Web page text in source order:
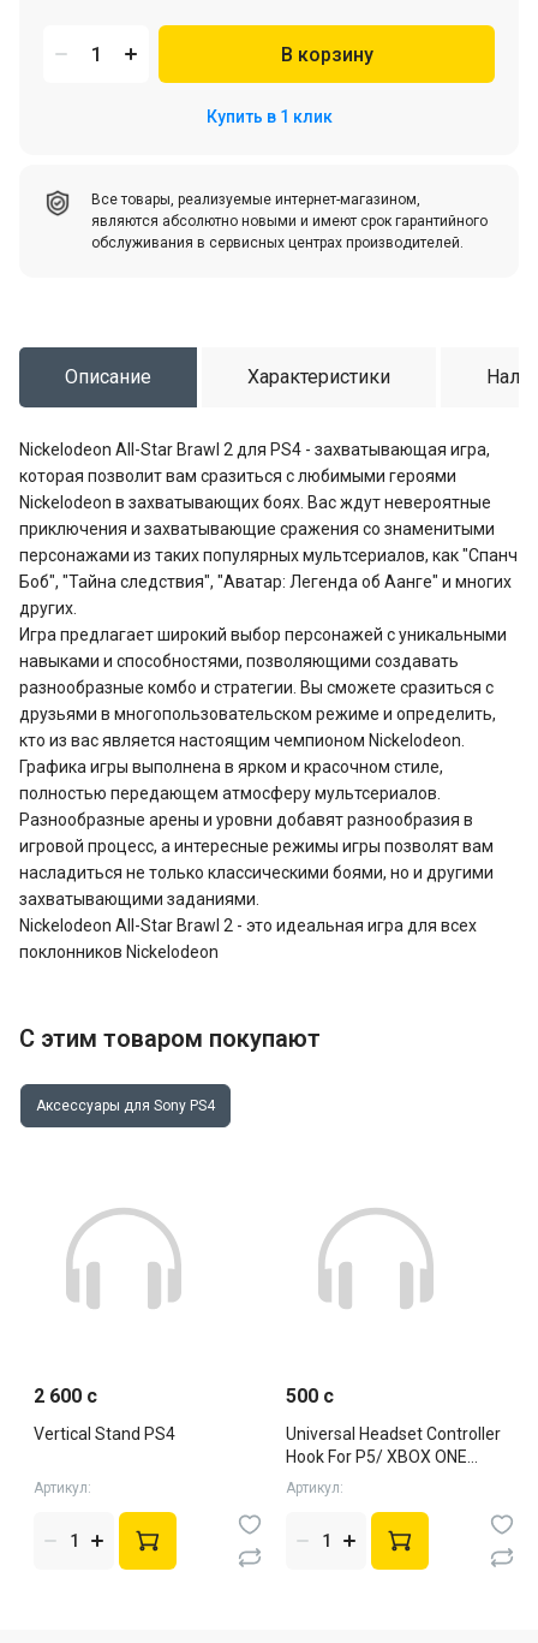
В корзину
Купить в 1 клик
Все товары, реализуемые интернет-магазином,
являются абсолютно новыми и имеют срок гарантийного
обслуживания в сервисных центрах производителей.
Описание Характеристики
Nickelodeon All-Star Brawl 2 для PS4 - захватывающая игра,
которая позволит вам сразиться с любимыми героями
Nickelodeon в захватывающих боях. Вас ждут невероятные
приключения и захватывающие сражения со знаменитыми
персонажами из таких популярных мультсериалов, как "Спанч
Боб", "Тайна следствия", "Аватар: Легенда об Аанге" и многих
других.
Игра предлагает широкий выбор персонажей с уникальными
навыками и способностями, позволяющими создавать
разнообразные комбо и стратегии. Вы сможете сразиться с
друзьями в многопользовательском режиме и определить,
кто из вас является настоящим чемпионом Nickelodeon.
Графика игры выполнена в ярком и красочном стиле,
полностью передающем атмосферу мультсериалов.
Разнообразные арены и уровни добавят разнообразия в
игровой процесс, а интересные режимы игры позволят вам
насладиться не только классическими боями, но и другими
захватывающими заданиями.
Nickelodeon All-Star Brawl 2 - это идеальная игра для всех
поклонников Nickelodeon
С этим товаром покупают
Аксессуары для Sony PS4
2 600 c
Vertical Stand PS4
Артикул:
500 c
Universal Headset Controller
Hook For P5/ XBOX ONE
Series X/S черн
Артикул: